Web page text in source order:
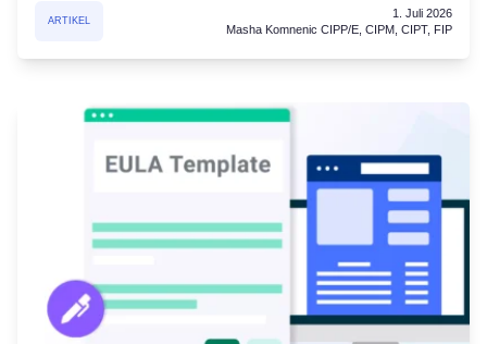
ARTIKEL
1. Juli 2026
Masha Komnenic CIPP/E, CIPM, CIPT, FIP